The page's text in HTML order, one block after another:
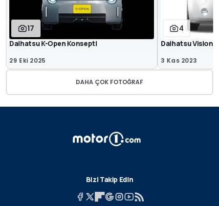
17
Daihatsu K-Open Konsepti
29 Eki 2025
4
Daihatsu Vision
3 Kas 2023
DAHA ÇOK FOTOĞRAF
Bizi Takip Edin